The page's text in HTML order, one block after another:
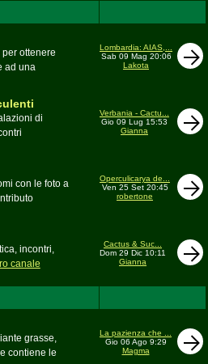
ottenere
ad una
Lombardia: AIAS,...
Sab 09 Mag 20:06
Lakota
di
Verbania - Cactu...
Gio 09 Lug 15:53
Gianna
con le foto a
l'argomento
Operculicarya de...
Ven 25 Set 20:45
robertone
incontri,
canale
Cactus & Suc...
Dom 29 Dic 10:11
Gianna
grasse,
contiene le
La pazienza che ...
Gio 06 Ago 9:29
Magma